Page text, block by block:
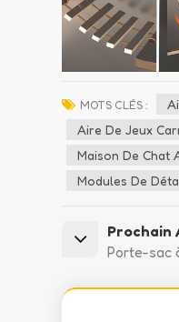
MOTS CLÉS :
Aire De Jeux
Maison De Chat
Modules De
Prochain
Porte-sac